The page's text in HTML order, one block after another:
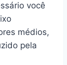
você
médios,
pela